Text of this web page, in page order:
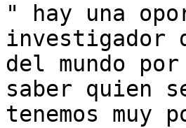
" hay una
investigador
del mundo
saber quien
tenemos muy